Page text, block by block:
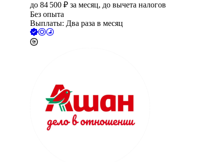
до 84 500 ₽ за месяц, до вычета налогов
Без опыта
Выплаты: Два раза в месяц